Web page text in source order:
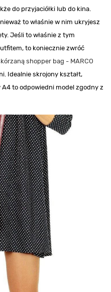
do przyjaciółki lub do kina.
to właśnie w nim ukryjesz
Jeśli to właśnie z tym
to koniecznie zwróć
shopper bag - MARCO
Idealnie skrojony kształt,
to odpowiedni model zgodny z